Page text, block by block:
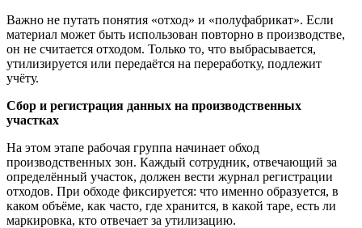
Важно не путать понятия «отход» и «полуфабрикат». Если
материал может быть использован повторно в производстве,
он не считается отходом. Только то, что выбрасывается,
утилизируется или передаётся на переработку, подлежит
учёту.
Сбор и регистрация данных на производственных
участках
На этом этапе рабочая группа начинает обход
производственных зон. Каждый сотрудник, отвечающий за
определённый участок, должен вести журнал регистрации
отходов. При обходе фиксируется: что именно образуется, в
каком объёме, как часто, где хранится, в какой таре, есть ли
маркировка, кто отвечает за утилизацию.